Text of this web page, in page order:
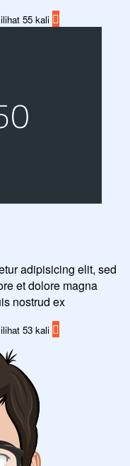
55 kali
adipisicing elit, sed
et dolore magna
nostrud ex
53 kali